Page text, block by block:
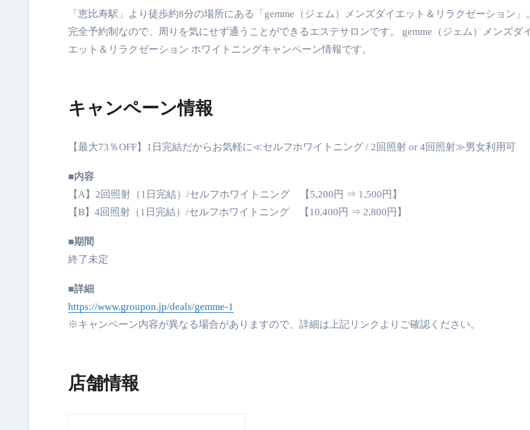
「恵比寿駅」より徒歩約8分の場所にある「gemme（ジェム）メンズダイエット＆リラクゼーション」。
完全予約制なので、周りを気にせず通うことができるエステサロンです。 gemme（ジェム）メンズダ
エット＆リラクゼーション ホワイトニングキャンペーン情報です。
キャンペーン情報
【最大73％OFF】1日完結だからお気軽に≪セルフホワイトニング / 2回照射 or 4回照射≫男女利用可
■内容
【A】2回照射（1日完結）/セルフホワイトニング 【5,200円 ⇒ 1,500円】
【B】4回照射（1日完結）/セルフホワイトニング 【10,400円 ⇒ 2,800円】
■期間
終了未定
■詳細
https://www.groupon.jp/deals/gemme-1
※キャンペーン内容が異なる場合がありますので、詳細は上記リンクよりご確認ください。
店舗情報